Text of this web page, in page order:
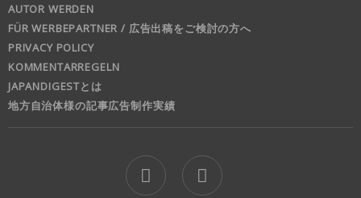
AUTOR WERDEN
FÜR WERBEPARTNER / 広告出稿をご検討の方へ
PRIVACY POLICY
KOMMENTARREGELN
JAPANDIGESTとは
地方自治体様の記事広告制作実績